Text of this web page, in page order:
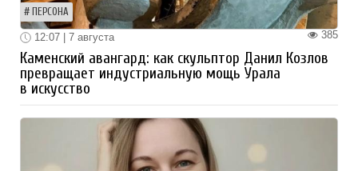
ПЕРСОНА
385
12:07 | 7 августа
Каменский авангард: как скульптор Данил Козлов
превращает индустриальную мощь Урала
в искусство